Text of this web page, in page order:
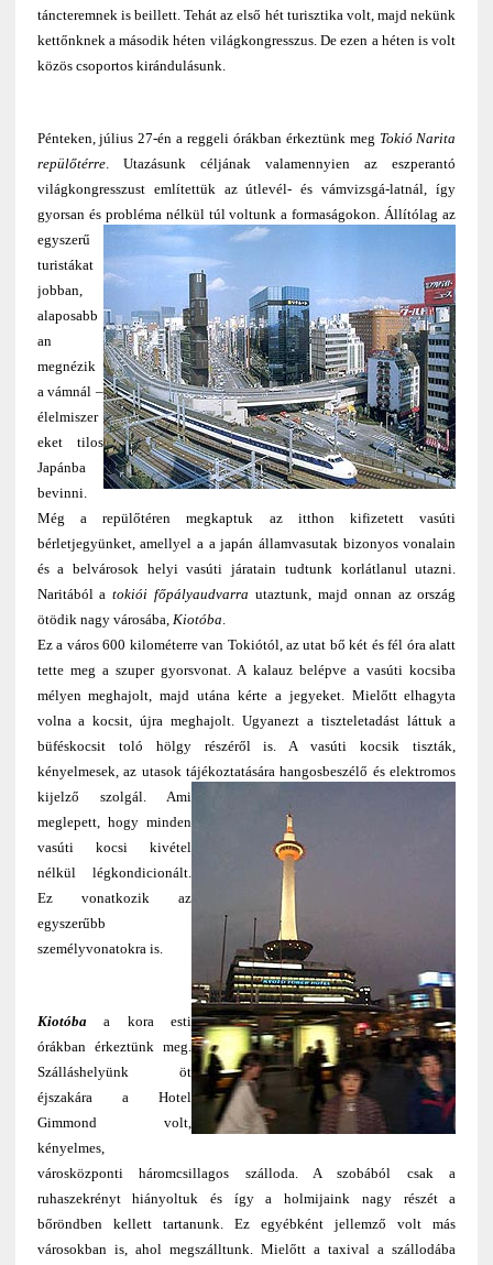
táncteremnek is beillett. Tehát az első hét turisztika volt, majd nekünk
kettőnknek a második héten világkongresszus. De ezen a héten is volt
közös csoportos kirándulásunk.
Pénteken, július 27-én a reggeli órákban érkeztünk meg Tokió Narita
repülőtérre. Utazásunk céljának valamennyien az eszperantó
világkongresszust említettük az útlevél- és vámvizsgá-latnál, így
gyorsan és probléma nélkül túl voltunk a formaságokon.Állítólag az
egyszerű
turistákat
jobban,
alaposabb
an
megnézik
a vámnál –
élelmiszer
eket tilos
Japánba
bevinni.
Még a repülőtéren megkaptuk az itthon kifizetett vasúti
bérletjegyünket, amellyel a a japán államvasutak bizonyos vonalain
és a belvárosok helyi vasúti járatain tudtunk korlátlanul utazni.
Naritából atokiói főpályaudvarra utaztunk, majd onnan az ország
ötödik nagy városába, Kiotóba.
Ez a város 600 kilométerre van Tokiótól, az utat bő két és fél óra alatt
tette meg a szuper gyorsvonat. A kalauz belépve a vasúti kocsiba
mélyen meghajolt, majd utána kérte a jegyeket. Mielőtt elhagyta
volna a kocsit, újra meghajolt. Ugyanezt a tiszteletadást láttuk a
büféskocsit toló hölgy részéről is. A vasúti kocsik tiszták,
kényelmesek, az utasok tájékoztatására hangosbeszélő és elektromos
kijelző szolgál. Ami
meglepett, hogy minden
vasúti kocsi kivétel
nélkül légkondicionált.
Ez vonatkozik az
egyszerűbb
személyvonatokra is.
Kiotóbaa kora esti
órákban érkeztünk meg.
Szálláshelyünk öt
éjszakára a Hotel
Gimmond volt,
kényelmes,
városközponti háromcsillagos szálloda. A szobából csak a
ruhaszekrényt hiányoltuk és így a holmijaink nagy részét a
bőröndben kellett tartanunk. Ez egyébként jellemző volt más
városokban is, ahol megszálltunk. Mielőtt a taxival a szállodába